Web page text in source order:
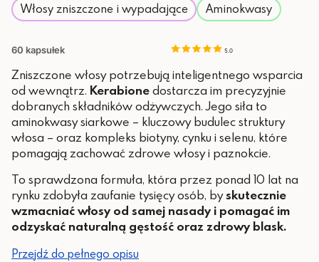
Włosy zniszczone i wypadające
Aminokwasy
60 kapsułek 5.0
Zniszczone włosy potrzebują inteligentnego wsparcia
od wewnątrz. Kerabionedostarcza im precyzyjnie
dobranych składników odżywczych. Jego siła to
aminokwasy siarkowe – kluczowy budulec struktury
włosa – oraz kompleks biotyny, cynku i selenu, które
pomagają zachować zdrowe włosy i paznokcie.
To sprawdzona formuła, która przez ponad 10 lat na
rynku zdobyła zaufanie tysięcy osób, byskutecznie
wzmacniać włosy od samej nasady i pomagać im
odzyskać naturalną gęstość oraz zdrowy blask.
Przejdź do pełnego opisu